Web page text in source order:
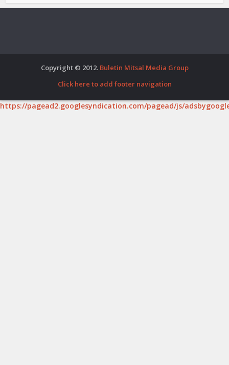
Copyright © 2012. Buletin Mitsal Media Group
Click here to add footer navigation
https://pagead2.googlesyndication.com/pagead/js/